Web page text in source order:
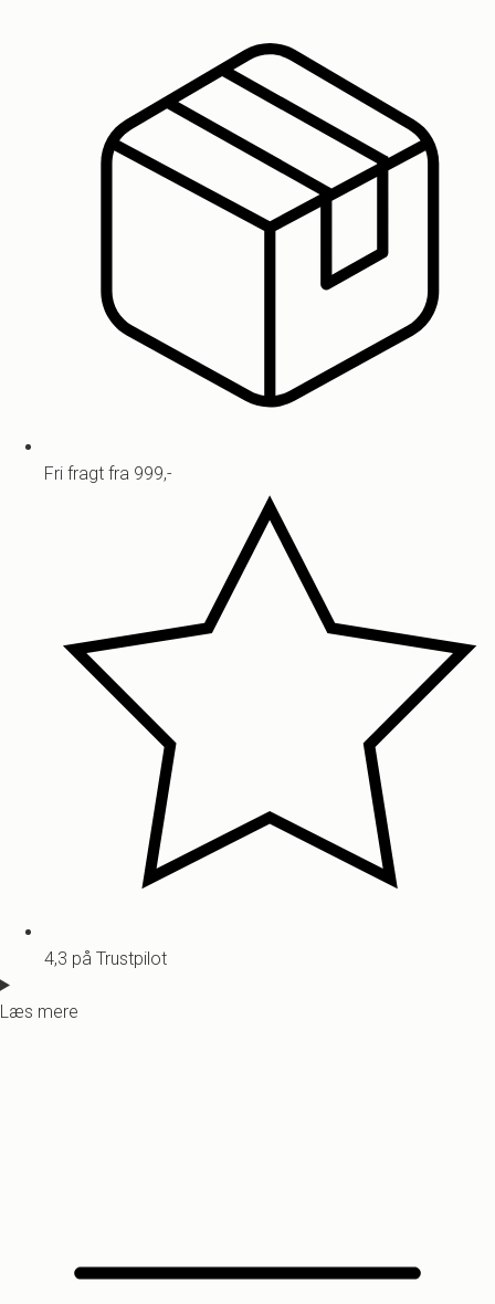
Fri fragt fra 999,-
4,3 på Trustpilot
Læs mere